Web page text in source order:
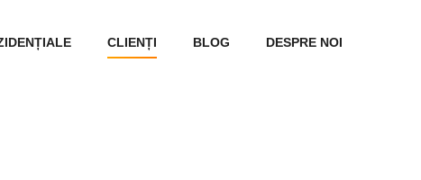
CLIENȚI BLOG DESPRE NOI